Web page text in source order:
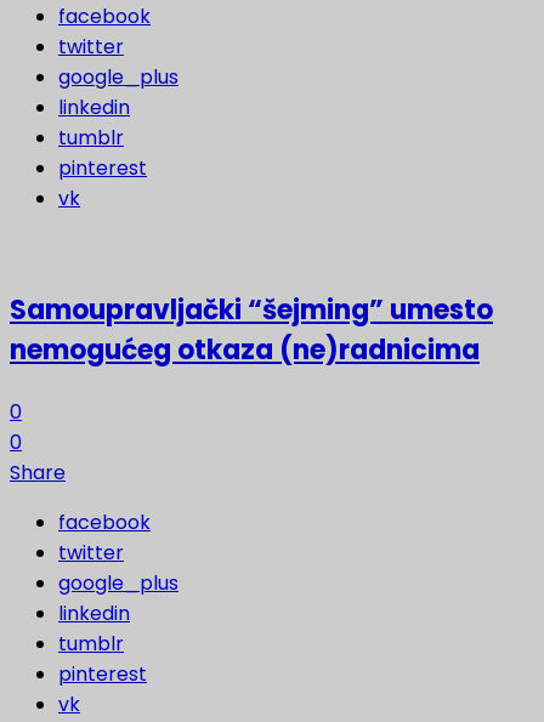
facebook
twitter
google_plus
linkedin
tumblr
pinterest
vk
Samoupravljački “šejming” umesto
nemogućeg otkaza (ne)radnicima
0
0
Share
facebook
twitter
google_plus
linkedin
tumblr
pinterest
vk